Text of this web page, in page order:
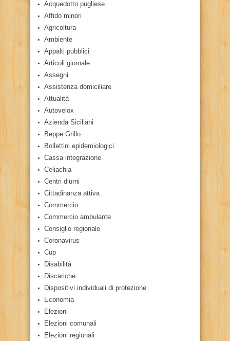
Acquedotto pugliese
Affido minori
Agricoltura
Ambiente
Appalti pubblici
Articoli giornale
Assegni
Assistenza domiciliare
Attualità
Autovelox
Azienda Siciliani
Beppe Grillo
Bollettini epidemiologici
Cassa integrazione
Celiachia
Centri diurni
Cittadinanza attiva
Commercio
Commercio ambulante
Consiglio regionale
Coronavirus
Cup
Disabilità
Discariche
Dispositivi individuali di protezione
Economia
Elezioni
Elezioni comunali
Elezioni regionali